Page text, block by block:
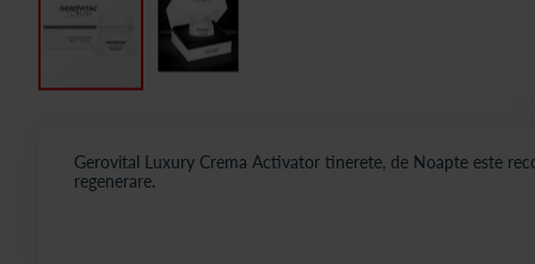
Gerovital Luxury Crema Activator tinerete, de Noapte este
regenerare.